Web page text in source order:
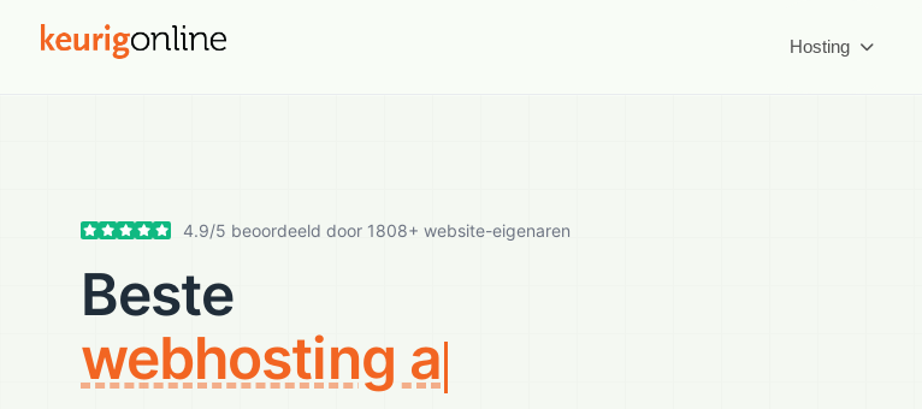
Hosting
4.9/5 beoordeeld door 1808+ website-eigenaren
Beste
webhosting aanbieder